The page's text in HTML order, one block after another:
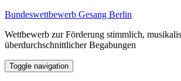
Bundeswettbewerb Gesang Berlin
Wettbewerb zur Förderung stimmlich,
überdurchschnittlicher Begabungen
Toggle navigation